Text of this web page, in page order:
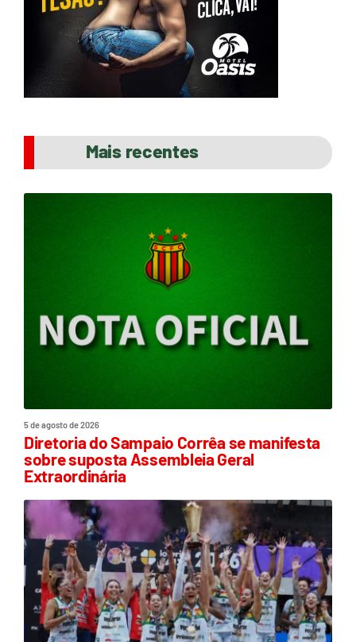
Mais recentes
5 de agosto de 2026
Diretoria do Sampaio Corrêa se manifesta
sobre suposta Assembleia Geral
Extraordinária